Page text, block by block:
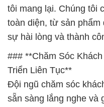
tôi mang lại. Chúng tôi
toàn diện, từ sản phẩm
sự hài lòng và thành
### **Chăm Sóc
Triển Liên Tục**
Đội ngũ chăm sóc
sẵn sàng lắng nghe và